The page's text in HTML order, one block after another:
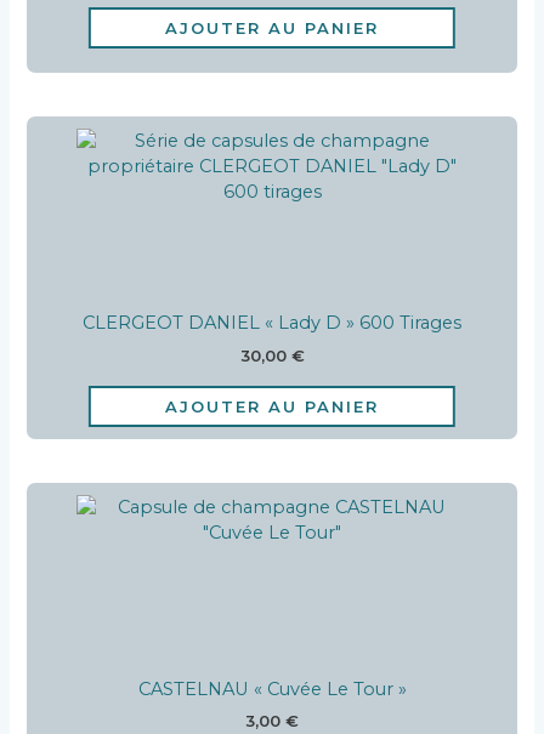
AJOUTER AU PANIER
CLERGEOT DANIEL « Lady D » 600 Tirages
30,00 €
AJOUTER AU PANIER
CASTELNAU « Cuvée Le Tour »
3,00 €